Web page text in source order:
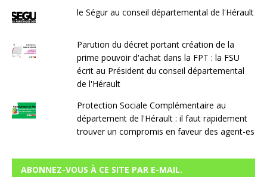
le Ségur au conseil départemental de l'Hérault
Parution du décret portant création de la
prime pouvoir d'achat dans la FPT : la FSU
écrit au Président du conseil départemental
de l'Hérault
Protection Sociale Complémentaire au
département de l'Hérault : il faut rapidement
trouver un compromis en faveur des agent-es
ABONNEZ-VOUS À CE SITE PAR E-MAIL.